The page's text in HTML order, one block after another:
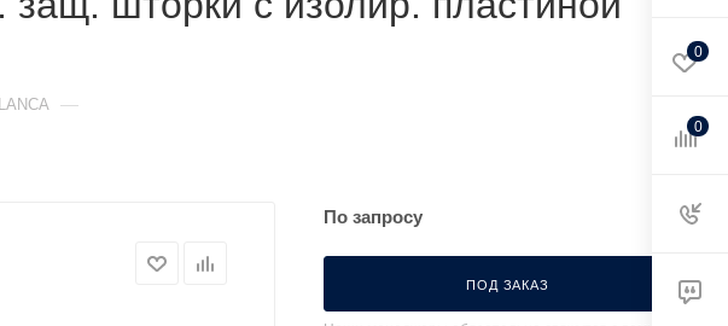
—
По запросу
ПОД ЗАКАЗ
0
0